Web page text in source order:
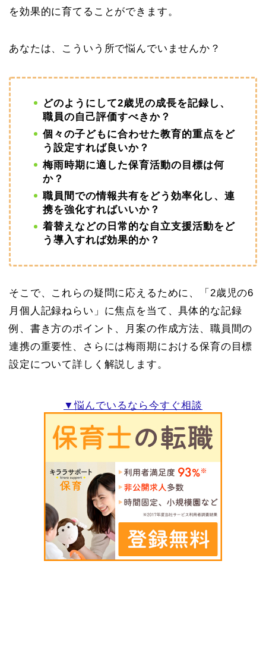
を効果的に育てることができます。
あなたは、こういう所で悩んでいませんか？
どのようにして2歳児の成長を記録し、
職員の自己評価すべきか？
個々の子どもに合わせた教育的重点をど
う設定すれば良いか？
梅雨時期に適した保育活動の目標は何
か？
職員間での情報共有をどう効率化し、連
携を強化すればいいか？
着替えなどの日常的な自立支援活動をど
う導入すれば効果的か？
そこで、これらの疑問に応えるために、「2歳児の6
月個人記録ねらい」に焦点を当て、具体的な記録
例、書き方のポイント、月案の作成方法、職員間の
連携の重要性、さらには梅雨期における保育の目標
設定について詳しく解説します。
▼悩んでいるなら今すぐ相談